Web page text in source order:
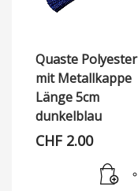
Quaste Polyester
mit Metallkappe
Länge 5cm
dunkelblau
CHF 2.00